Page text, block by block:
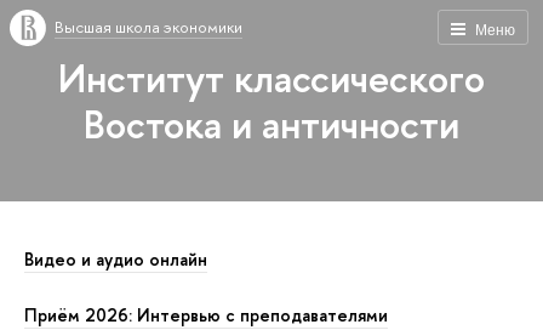
Меню
Высшая школа экономики
Институт классического
Востока и античности
Видео и аудио онлайн
Приём 2026: Интервью с преподавателями